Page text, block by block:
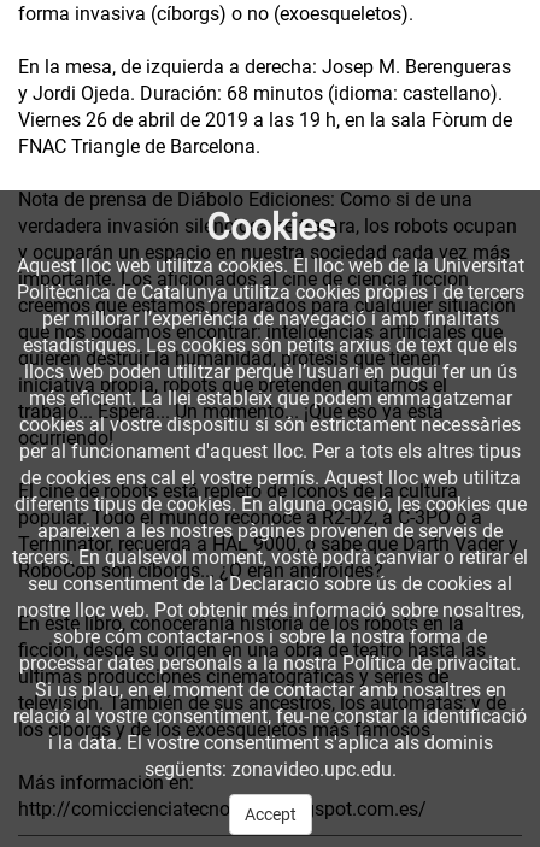
forma invasiva (cíborgs) o no (exoesqueletos).
En la mesa, de izquierda a derecha: Josep M. Berengueras
y Jordi Ojeda. Duración: 68 minutos (idioma: castellano).
Viernes 26 de abril de 2019 a las 19 h, en la sala Fòrum de
FNAC Triangle de Barcelona.
Nota de prensa de Diábolo Ediciones: Como si de una
verdadera invasión silenciosa se tratara, los robots ocupan
y ocuparán un espacio en nuestra sociedad cada vez más
importante. Los aficionados al cine de ciencia ficción
creemos que estamos preparados para cualquier situación
que nos podamos encontrar: inteligencias artificiales que
quieren destruir la humanidad, prótesis que tienen
iniciativa propia, robots que pretenden quitarnos el
trabajo... Espera... Un momento... ¡Que eso ya está
ocurriendo!
El cine de robots está repleto de iconos de la cultura
popular. Todo el mundo reconoce a R2-D2, a C-3PO o a
Terminator, recuerda a HAL 9000, o sabe que Darth Vader y
RoboCop son cíborgs... ¿O eran androides?
En este libro, conoceránla historia de los robots en la
ficción, desde su origen en una obra de teatro hasta las
últimas producciones cinematográficas y series de
televisión. También de sus ancestros, los autómatas; y de
los cíborgs y de los exoesqueletos más famosos.
Más información en:
http://comiccienciatecnologia.blogspot.com.es/
Cookies
Aquest lloc web utilitza cookies. El lloc web de la Universitat
Politècnica de Catalunya utilitza cookies pròpies i de tercers
per millorar l’experiència de navegació i amb finalitats
estadístiques. Les cookies són petits arxius de text que els
llocs web poden utilitzar perquè l’usuari en pugui fer un ús
més eficient. La llei estableix que podem emmagatzemar
cookies al vostre dispositiu si són estrictament necessàries
per al funcionament d'aquest lloc. Per a tots els altres tipus
de cookies ens cal el vostre permís. Aquest lloc web utilitza
diferents tipus de cookies. En alguna ocasió, les cookies que
apareixen a les nostres pàgines provenen de serveis de
tercers. En qualsevol moment, vostè podrà canviar o retirar el
seu consentiment de la Declaració sobre ús de cookies al
nostre lloc web. Pot obtenir més informació sobre nosaltres,
sobre cóm contactar-nos i sobre la nostra forma de
processar dates personals a la nostra Política de privacitat.
Si us plau, en el moment de contactar amb nosaltres en
relació al vostre consentiment, feu-ne constar la identificació
i la data. El vostre consentiment s'aplica als dominis
següents: zonavideo.upc.edu.
Accept